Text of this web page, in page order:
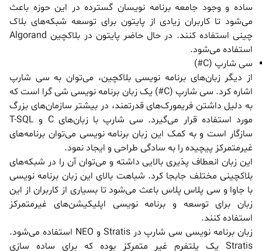
ساده و وجود جامعه برنامه نویسان گسترده در این حوزه باعث
می‌شود تا کاربران زیادی از پایتون برای توسعه شبکه‌های بلاک
چینی استفاده کنند. در حال حاضر پایتون در بلاکچین Algorand
استفاده می‌شود.
سی شارپ (C#)
از دیگر زبان‌های برنامه نویسی بلاکچین، می‌توان به سی شارپ
اشاره کرد. سی شارپ (C#) یک زبان برنامه نویسی شی گرا است که
به دلیل داشتن فریمورک‌های قدرتمند، در بیشتر سازمان‌های بزرگ
مورد استفاده قرار می‌گیرد. سی شارپ با زبان‌های C و T-SQL
سازگار است و به کمک این زبان برنامه نویسی می‌توان برنامه‌های
غیرمتمرکز پیچیده را به سادگی طراحی و ایجاد نمود.
این زبان انعطاف پذیری بالایی داشته و می‌توان آن را در شبکه‌های
بلاکچینی مختلف جابجا کرد. شباهت بالای این زبان برنامه نویسی
با جاوا و سی پلاس پلاس باعث می‌شود تا بسیاری از کاربران از این
زبان برای توسعه و برنامه نویسی اپلیکیشن‌های غیرمتمرکز
استفاده کنند.
زبان برنامه نویسی سی شارپ در Stratis و NEO استفاده می‌شود.
Stratis یک پلتفرم غیر متمرکز بوده که برای ساده سازی